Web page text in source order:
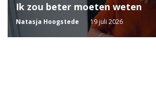
Ik zou beter moeten weten
Natasja Hoogstede 19 juli 2026